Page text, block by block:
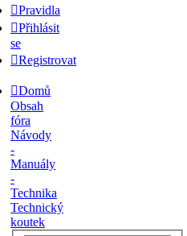
Pravidla
Přihlásit
se
Registrovat
Domů
Obsah
fóra
Návody
-
Manuály
-
Technika
Technický
koutek